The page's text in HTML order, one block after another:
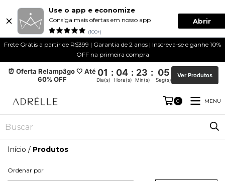
Use o app e economize
Consiga mais ofertas em nosso app
(100+)
Abrir
Frete Grátis a partir de R$399 | Garantia de 2 anos | Inscreva-se e ganhe 10%
OFF na primeira compra
⏰ Oferta Relampâgo 🤍 Até
60% OFF
01 : 04 : 23 : 05
Dia(s) Hora(s) Min(s) Seg(s)
Ver Produtos
0 MENU
Início / Produtos
Ordenar por